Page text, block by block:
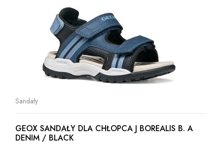
Sandały
GEOX SANDAŁY DLA CHŁOPCA J BOREALIS B. A
DENIM / BLACK